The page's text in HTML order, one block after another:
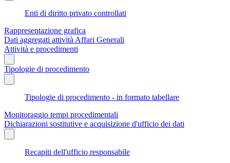
Enti di diritto privato controllati
Rappresentazione grafica
Dati aggregati attività Affari Generali
Attività e procedimenti
Tipologie di procedimento
Tipologie di procedimento - in formato tabellare
Monitoraggio tempi procedimentali
Dichiarazioni sostitutive e acquisizione d'ufficio dei dati
Recapiti dell'ufficio responsabile